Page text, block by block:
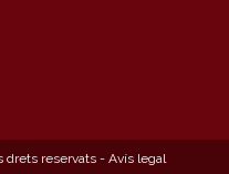
drets reservats - Avís legal